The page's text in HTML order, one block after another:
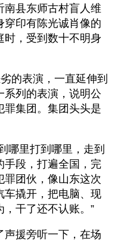
南县东师古村盲人维
穿印有陈光诚肖像的
时，受到数十不明身
的表演，一直延伸到
系列的表演，说明公
罪集团。集团头头是
哪里打到哪里，走到
手段，打遍全国，完
团伙，像山东这次
车撬开，把电脑、现
干了还不认账。”
声援旁听一下，在场